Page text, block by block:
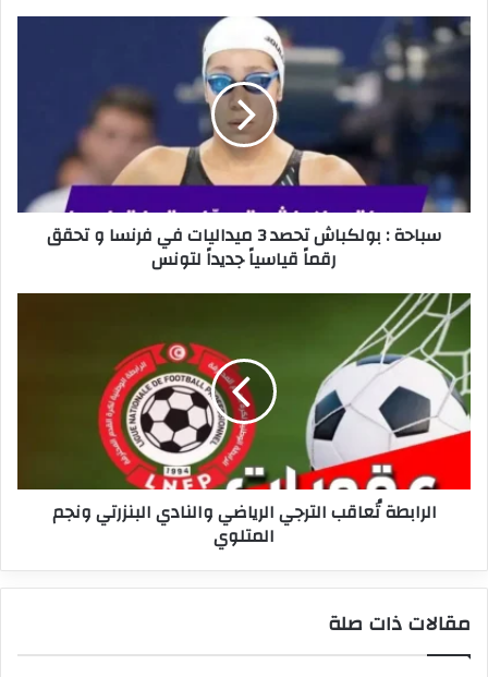
سباحة
:
و
تحقق
جديداً
لتونس
سباحة : بولكباش تحصد 3 ميداليات في فرنسا و تحقق
رقماً قياسياً جديداً لتونس
الرابطة
تُعاقب
الترجي
الرياضي
والنادي
البنزرتي
ونجم
الرابطة تُعاقب الترجي الرياضي والنادي البنزرتي ونجم
المتلوي
مقالات ذات صلة